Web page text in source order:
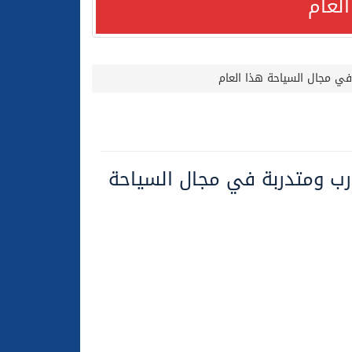
الحالي
مجال السياحة هذا العام
ومتدربة في مجال السياحة